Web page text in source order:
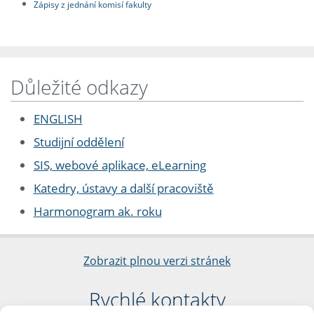
Zápisy z jednání komisí fakulty
Důležité odkazy
ENGLISH
Studijní oddělení
SIS, webové aplikace, eLearning
Katedry, ústavy a další pracoviště
Harmonogram ak. roku
Zobrazit plnou verzi stránek
Rychlé kontakty